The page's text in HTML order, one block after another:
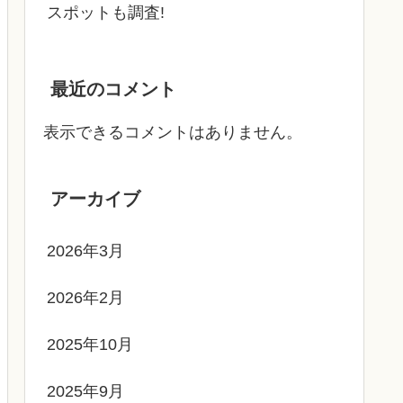
スポットも調査!
最近のコメント
表示できるコメントはありません。
アーカイブ
2026年3月
2026年2月
2025年10月
2025年9月